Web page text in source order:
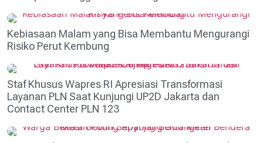
Kebiasaan Malam yang Bisa Membantu Mengurangi
Risiko Perut Kembung
Staf Khusus Wapres RI Apresiasi Transformasi
Layanan PLN Saat Kunjungi UP2D Jakarta dan
Contact Center PLN 123